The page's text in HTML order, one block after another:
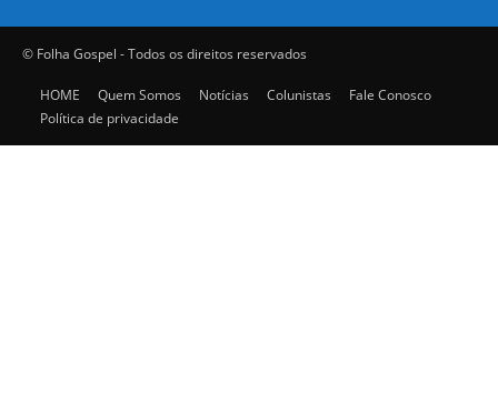
© Folha Gospel - Todos os direitos reservados
HOME Quem Somos Notícias Colunistas
Fale Conosco
Política de privacidade